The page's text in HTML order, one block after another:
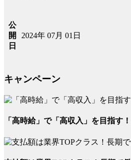
公
開
日
2024年 07月 01日
キャンペーン
「高時給」で「高収入」を目指す！